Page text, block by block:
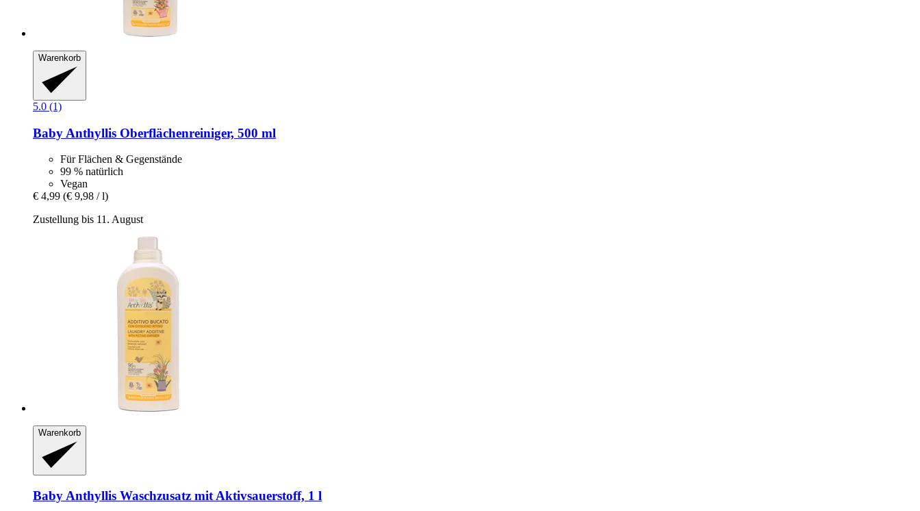
Warenkorb
5.0 (1)
Baby Anthyllis Oberflächenreiniger, 500 ml
Für Flächen & Gegenstände
99 % natürlich
Vegan
€ 4,99 (€ 9,98 / l)
Zustellung bis 11. August
Warenkorb
Baby Anthyllis Waschzusatz mit Aktivsauerstoff, 1 l